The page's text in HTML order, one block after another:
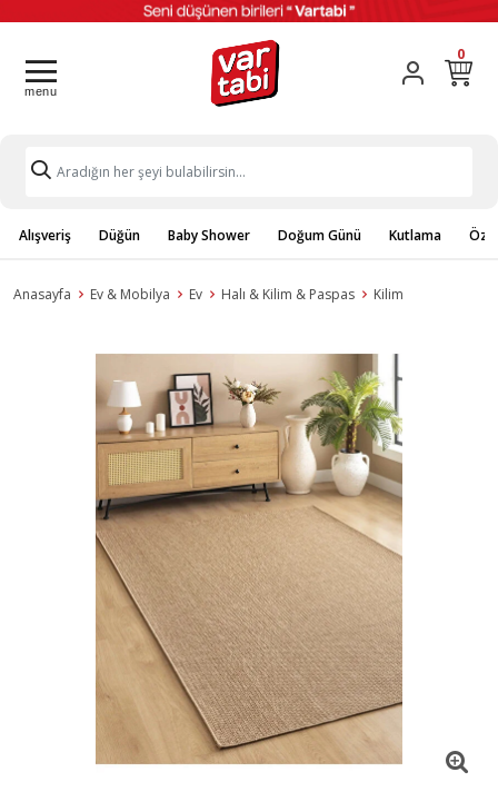
0
Alışveriş Düğün Baby Shower Doğum Günü Kutlama
Anasayfa Ev & Mobilya Ev Halı & Kilim & Paspas Kilim